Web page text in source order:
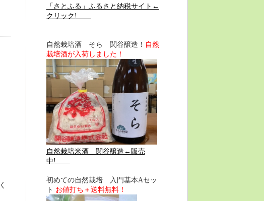
「さとふる」ふるさと納税サイト←
クリック!
自然栽培酒 そら 関谷醸造！ 自然
栽培酒が入荷しました！
自然栽培米酒 関谷醸造←販売
中!
初めての自然栽培 入門基本Aセッ
ト お値打ち＋送料無料！